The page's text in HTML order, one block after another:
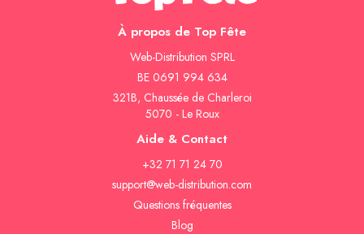
À propos de Top Fête
Web-Distribution SPRL
BE 0691 994 634
321B, Chaussée de Charleroi
5070 - Le Roux
Aide & Contact
+32 71 71 24 70
support@web-distribution.com
Questions fréquentes
Blog